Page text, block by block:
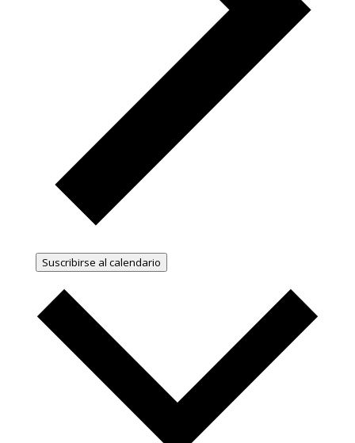
Suscribirse al calendario